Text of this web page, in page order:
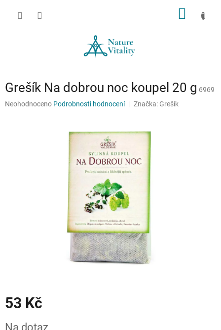
Grešík Na dobrou noc koupel 20 g 6969
Průměrné
Neohodnoceno Podrobnosti hodnocení Značka: Grešík
53 Kč
Na dotaz